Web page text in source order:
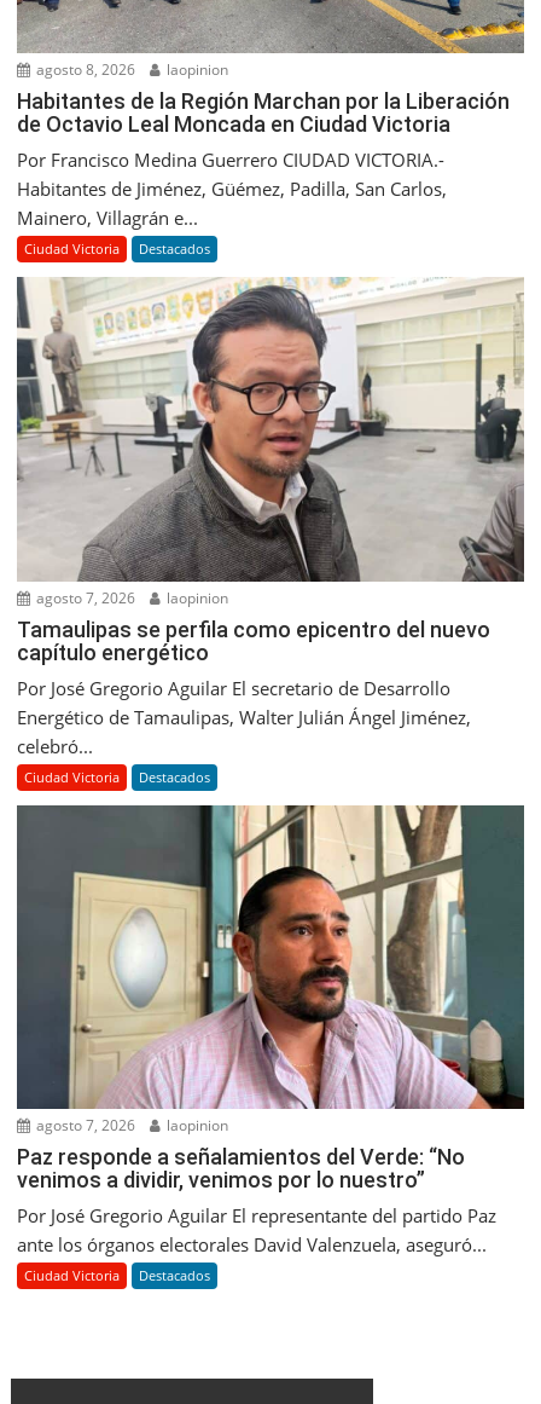
agosto 8, 2026 laopinion
Habitantes de la Región Marchan por la Liberación
de Octavio Leal Moncada en Ciudad Victoria
Por Francisco Medina Guerrero CIUDAD VICTORIA.-
Habitantes de Jiménez, Güémez, Padilla, San Carlos,
Mainero, Villagrán e...
Ciudad Victoria Destacados
agosto 7, 2026 laopinion
Tamaulipas se perfila como epicentro del nuevo
capítulo energético
Por José Gregorio Aguilar El secretario de Desarrollo
Energético de Tamaulipas, Walter Julián Ángel Jiménez,
celebró...
Ciudad Victoria Destacados
agosto 7, 2026 laopinion
Paz responde a señalamientos del Verde: “No
venimos a dividir, venimos por lo nuestro”
Por José Gregorio Aguilar El representante del partido Paz
ante los órganos electorales David Valenzuela, aseguró...
Ciudad Victoria Destacados